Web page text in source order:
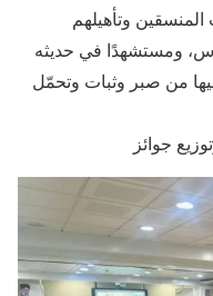
وتأهيلهم
ومستشهدًا في حديثه
من صبر وثبات وتحمّل